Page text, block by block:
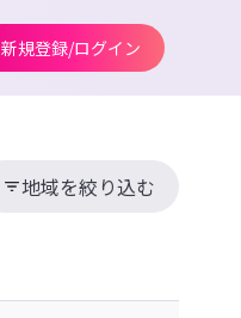
新規登録/ログイン
地域を絞り込む